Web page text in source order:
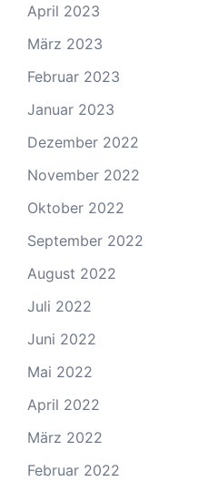
April 2023
März 2023
Februar 2023
Januar 2023
Dezember 2022
November 2022
Oktober 2022
September 2022
August 2022
Juli 2022
Juni 2022
Mai 2022
April 2022
März 2022
Februar 2022